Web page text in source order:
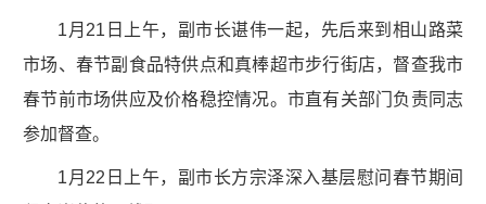
1月21日上午，副市长谌伟一起，先后来到相山路菜
市场、春节副食品特供点和真棒超市步行街店，督查我市
春节前市场供应及价格稳控情况。市直有关部门负责同志
参加督查。
1月22日上午，副市长方宗泽深入基层慰问春节期间